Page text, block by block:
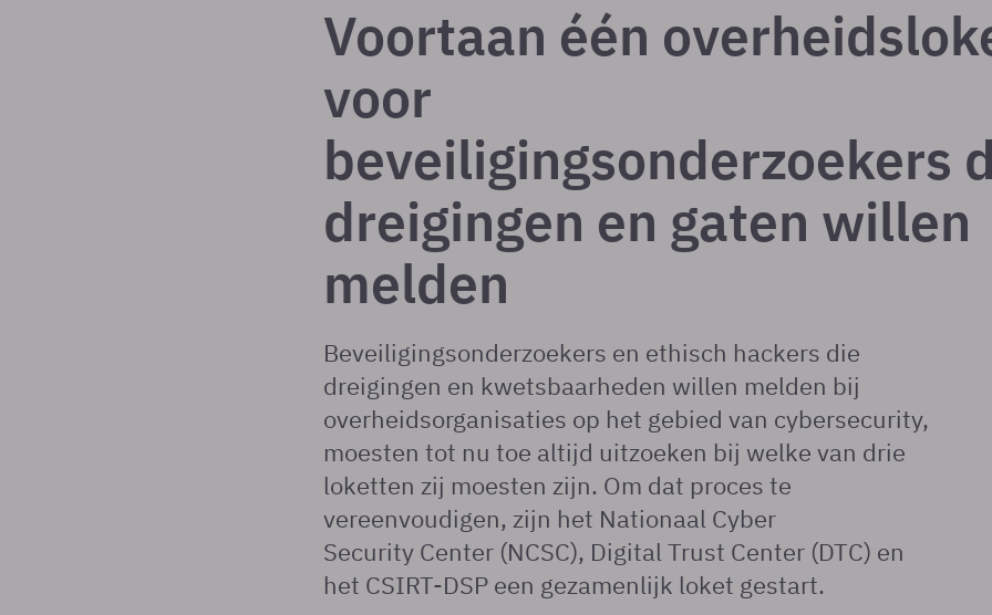
Voortaan één
voor
beveiligingsonderzoekers
dreigingen en gaten willen
melden
Beveiligingsonderzoekers en ethisch hackers die
dreigingen en kwetsbaarheden willen melden bij
overheidsorganisaties op het gebied van cybersecurity,
moesten tot nu toe altijd uitzoeken bij welke van drie
loketten zij moesten zijn. Om dat proces te
vereenvoudigen, zijn het Nationaal Cyber
Security Center (NCSC), Digital Trust Center (DTC) en
het CSIRT-DSP een gezamenlijk loket gestart.